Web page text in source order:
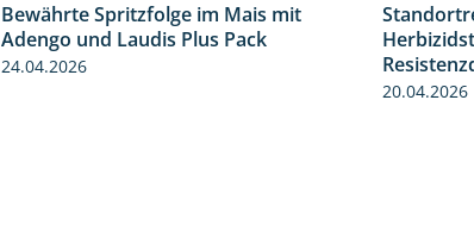
Bewährte Spritzfolge im Mais mit
Adengo und Laudis Plus Pack
24.04.2026
20.04.2026